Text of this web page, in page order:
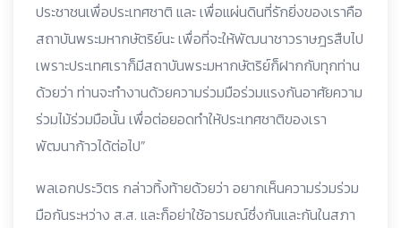
ประชาชนเพื่อประเทศชาติ และ เพื่อแผ่นดินที่รักยิ่งของเราคือ
สถาบันพระมหากษัตริย์นะ เพื่อที่จะให้พัฒนาชาวราษฎรสืบไป
เพราะประเทศเราก็มีสถาบันพระมหากษัตริย์ก็ฝากกับทุกท่าน
ด้วยว่า ท่านจะทำงานด้วยความร่วมมือร่วมแรงกันอาศัยความ
ร่วมไม้ร่วมมือนั้น เพื่อต่อยอดทำให้ประเทศชาติของเรา
พัฒนาก้าวได้ต่อไป”
พลเอกประวิตร กล่าวทิ้งท้ายด้วยว่า อยากเห็นความร่วมร่วม
มือกันระหว่าง ส.ส. และก็อย่าใช้อารมณ์ซึ่งกันและกันในสภา